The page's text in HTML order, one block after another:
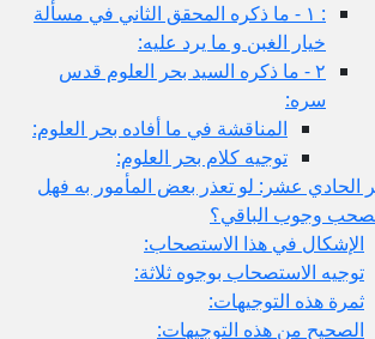
: ١ - ما ذكره المحقق الثاني في مسألة
خيار الغبن و ما يرد عليه:
٢ - ما ذكره السيد بحر العلوم قدس
سره:
المناقشة في ما أفاده بحر العلوم:
توجيه كلام بحر العلوم:
الحادي عشر: لو تعذر بعض المأمور به فهل
وجوب الباقي؟
الإشكال في هذا الاستصحاب:
توجيه الاستصحاب بوجوه ثلاثة:
ثمرة هذه التوجيهات:
الصحيح من هذه التوجيهات: